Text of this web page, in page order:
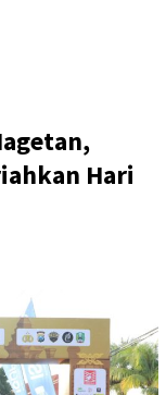
Hari